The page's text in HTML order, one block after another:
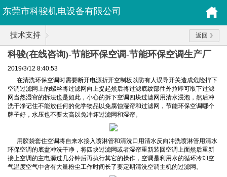
东莞市科骏机电设备有限公司
技术支持 返回
科骏(在线咨询)-节能环保空调-节能环保空调生产厂
2019/3/12 8:40:53
在清洗环保空调时需要断开电源折开空制板以防有人误导开关造成危险拧下
空调过滤网上的螺丝将过滤网向上提起然后将过滤底纹部往外拉即可取下过滤
网当然湿帘的拆法也是如此，小心的拆下空调四块过滤网用清水浸泡，然后冲
洗干净记住不能放任何的化学物品以免腐蚀湿帘和过滤网，节能环保空调哪个
牌子好，水压也不要太高以免冲坏过滤网和湿帘。
用胶袋套住空调将自来水接入喷淋管和清洗口用清水反向冲洗喷淋管用清水
环保空调的底盆冲洗干净，将四块过滤网或者湿帘重新装回空调上面然后重新
接上空调的主电源过几分钟后再执行其它的操作，空调是利用水的循环冷却空
气温度空气中含有大量粉尘工作时间长了要定期清洗空调主机的过滤网。